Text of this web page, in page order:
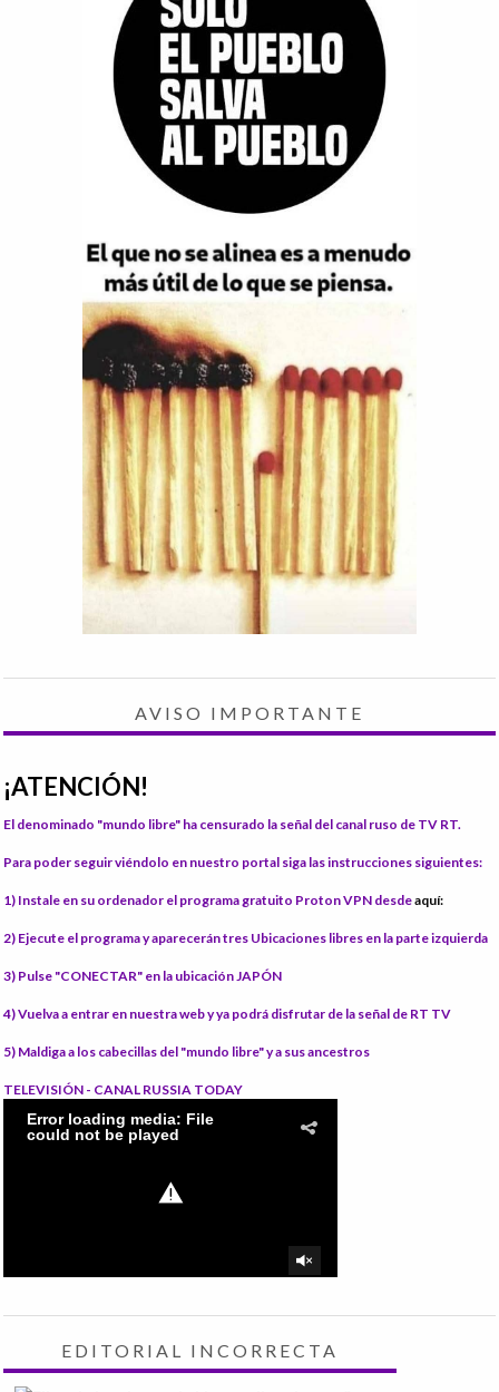
AVISO IMPORTANTE
¡ATENCIÓN!
El denominado "mundo libre" ha censurado la señal del canal ruso de TV RT.
Para poder seguir viéndolo en nuestro portal siga las instrucciones siguientes:
1) Instale en su ordenador el programa gratuito Proton VPN desdeaquí:
2) Ejecute el programay aparecerán tres Ubicaciones libres en la parte izquierda
3) Pulse "CONECTAR" en la ubicación JAPÓN
4) Vuelva a entrar en nuestra weby ya podrá disfrutar de la señal de RT TV
5) Maldigaa los cabecillas del "mundo libre" y a sus ancestros
TELEVISIÓN - CANAL RUSSIA TODAY
EDITORIAL INCORRECTA